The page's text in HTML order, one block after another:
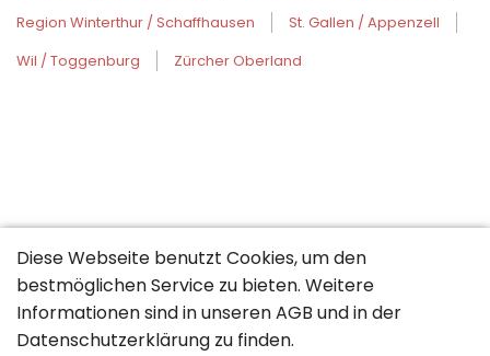
Region Winterthur / Schaffhausen
St. Gallen / Appenzell
Wil / Toggenburg
Zürcher Oberland
Diese Webseite benutzt Cookies, um den
bestmöglichen Service zu bieten. Weitere
Informationen sind in unserenAGB und in der
Datenschutzerklärung zu finden.